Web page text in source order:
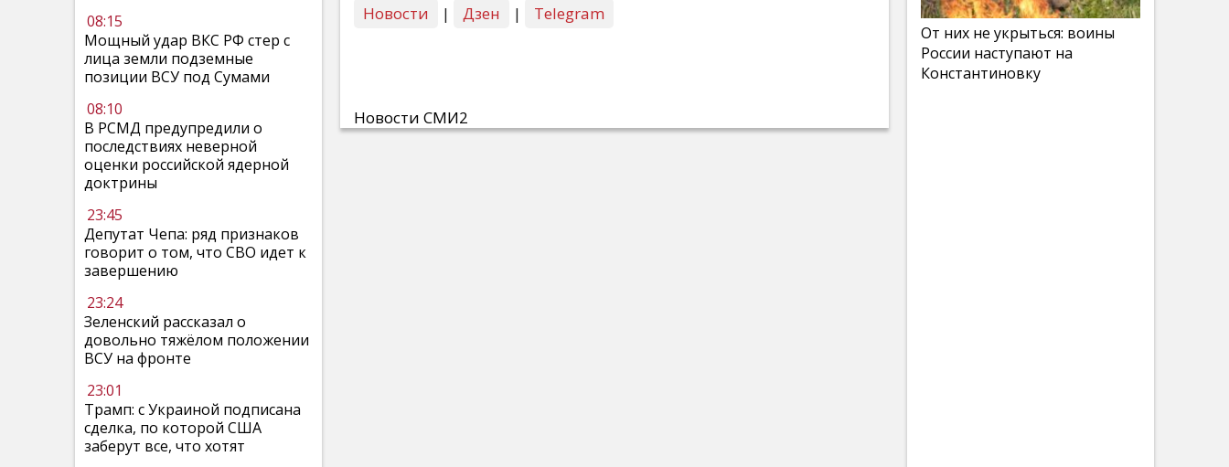
08:15
Мощный удар ВКС РФ стер с
лица земли подземные
позиции ВСУ под Сумами
08:10
В РСМД предупредили о
последствиях неверной
оценки российской ядерной
доктрины
23:45
Депутат Чепа: ряд признаков
говорит о том, что СВО идет к
завершению
23:24
Зеленский рассказал о
довольно тяжёлом положении
ВСУ на фронте
23:01
Трамп: с Украиной подписана
сделка, по которой США
заберут все, что хотят
Новости
| Дзен | Telegram
Новости СМИ2
От них не укрыться: воины
России наступают на
Константиновку